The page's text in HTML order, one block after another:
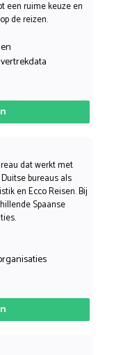
een ruime keuze en
de reizen.
dat werkt met
bureaus als
en Ecco Reisen. Bij
Spaanse